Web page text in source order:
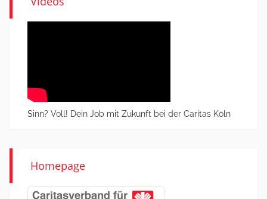
Sinn? Voll! Dein Job mit Zukunft bei der Caritas Köln
Homepage